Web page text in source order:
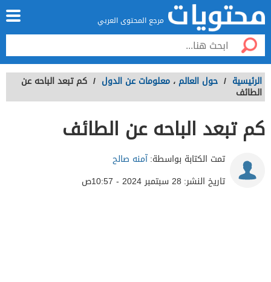
مرجع المحتوى العربي
الرئيسية / حول العالم ، معلومات عن الدول / كم تبعد الباحه عن
الطائف
كم تبعد الباحه عن الطائف
تمت الكتابة بواسطة:آمنه صالح
تاريخ النشر: 28 سبتمبر 2024 - 10:57ص